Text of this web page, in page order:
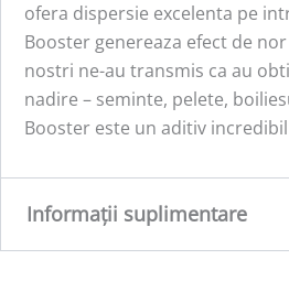
ofera dispersie excelenta pe
Booster genereaza efect de
nostri ne-au transmis ca au
nadire – seminte, pelete,
Booster este un aditiv
Informații suplimentare